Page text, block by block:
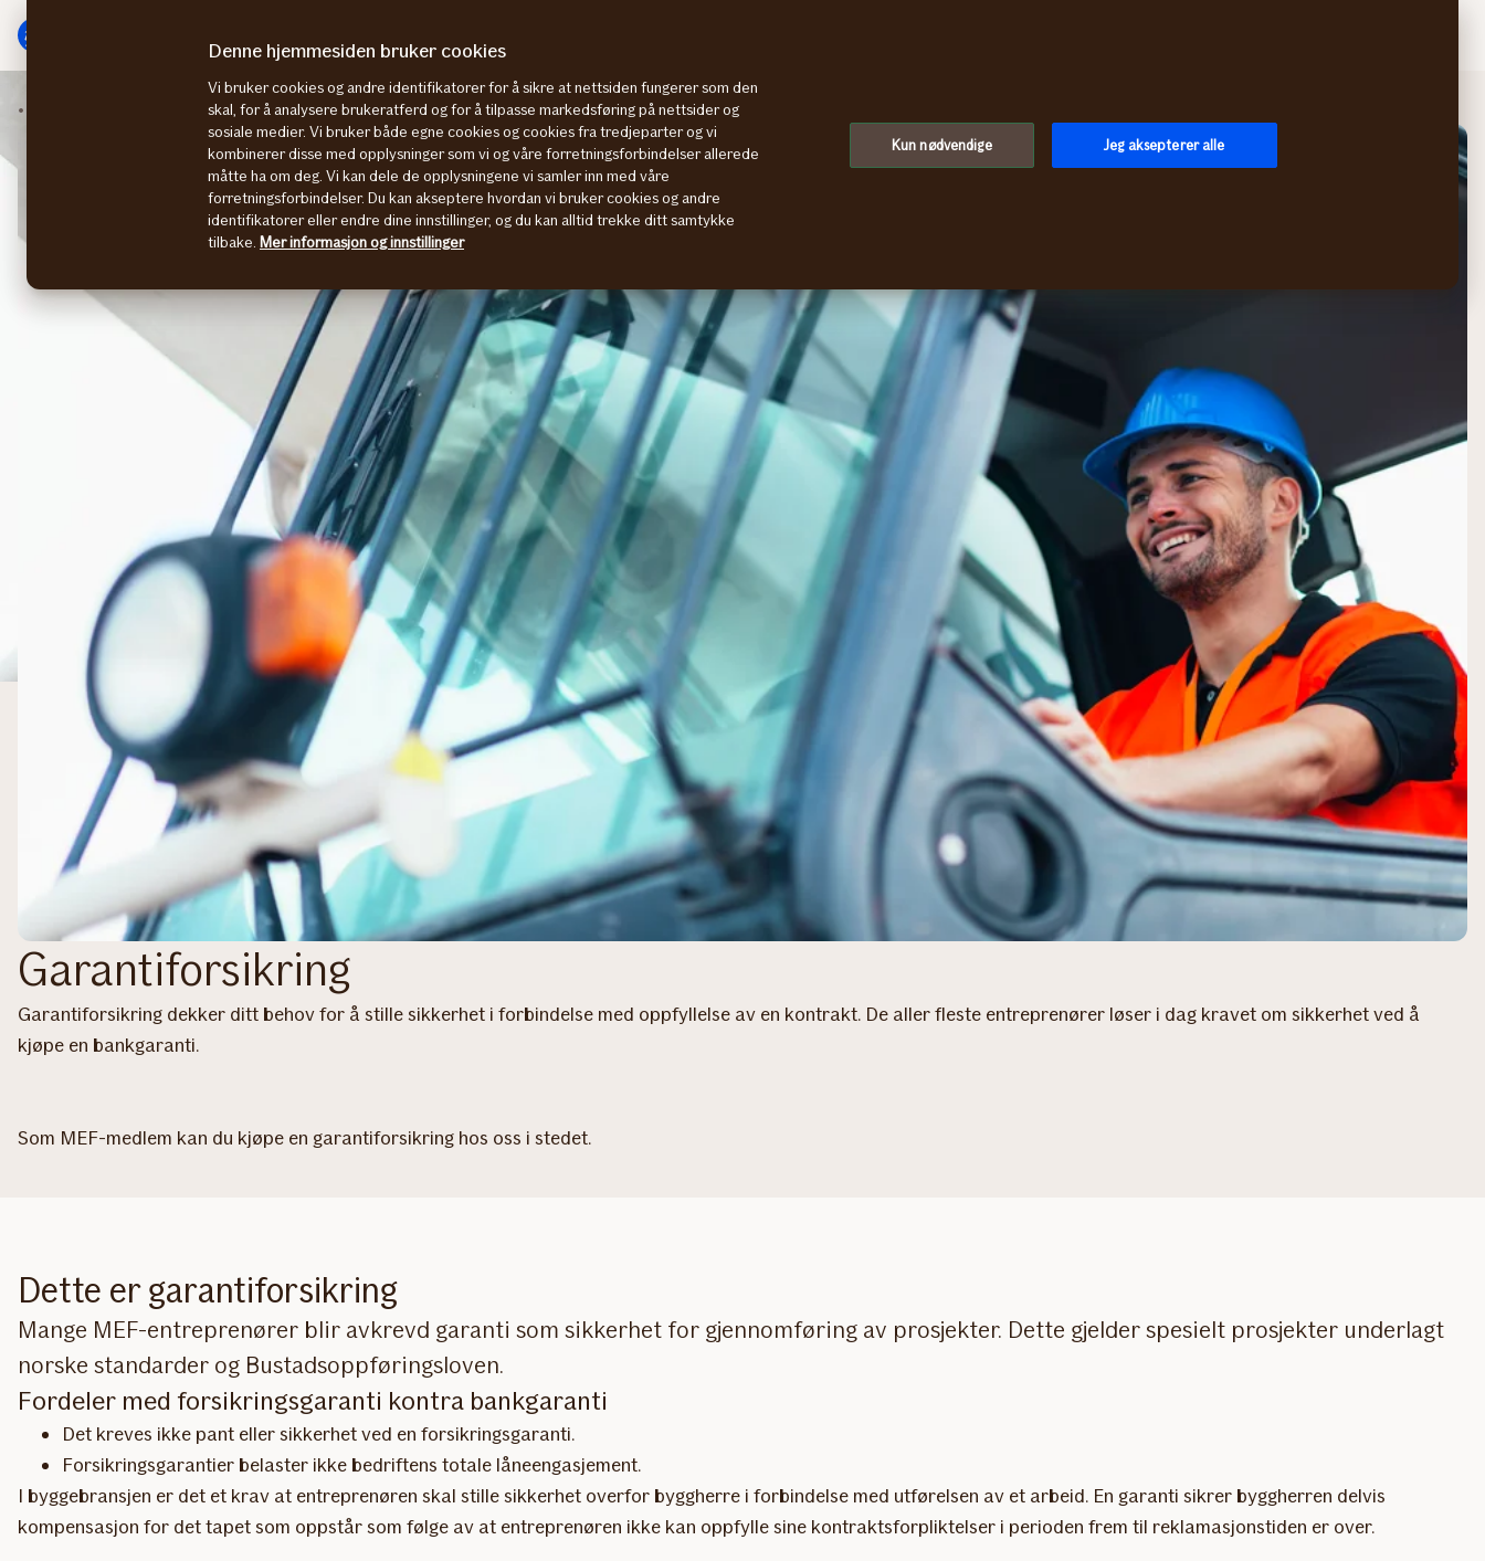
innhold
Garantiforsikring
Garantiforsikring
Garantiforsikring dekker ditt behov for å stille sikkerhet i forbindelse med oppfyllelse av en kontrakt. De aller fleste entreprenører løser i dag kravet om sikkerhet ved å
kjøpe en bankgaranti.
Som MEF-medlem kan du kjøpe en garantiforsikring hos oss i stedet.
Dette er garantiforsikring
Mange MEF-entreprenører blir avkrevd garanti som sikkerhet for gjennomføring av prosjekter. Dette gjelder spesielt prosjekter underlagt
norske standarder og Bustadsoppføringsloven.
Fordeler med forsikringsgaranti kontra bankgaranti
Det kreves ikke pant eller sikkerhet ved en forsikringsgaranti.
Forsikringsgarantier belaster ikke bedriftens totale låneengasjement.
I byggebransjen er det et krav at entreprenøren skal stille sikkerhet overfor byggherre i forbindelse med utførelsen av et arbeid. En garanti sikrer byggherren delvis
kompensasjon for det tapet som oppstår som følge av at entreprenøren ikke kan oppfylle sine kontraktsforpliktelser i perioden frem til reklamasjonstiden er over.
Denne hjemmesiden bruker cookies
Vi bruker cookies og andre identifikatorer for å sikre at nettsiden fungerer som den
skal, for å analysere brukeratferd og for å tilpasse markedsføring på nettsider og
sosiale medier. Vi bruker både egne cookies og cookies fra tredjeparter og vi
kombinerer disse med opplysninger som vi og våre forretningsforbindelser allerede
måtte ha om deg. Vi kan dele de opplysningene vi samler inn med våre
forretningsforbindelser. Du kan akseptere hvordan vi bruker cookies og andre
identifikatorer eller endre dine innstillinger, og du kan alltid trekke ditt samtykke
tilbake. Mer informasjon og innstillinger
Kun nødvendige Jeg aksepterer alle